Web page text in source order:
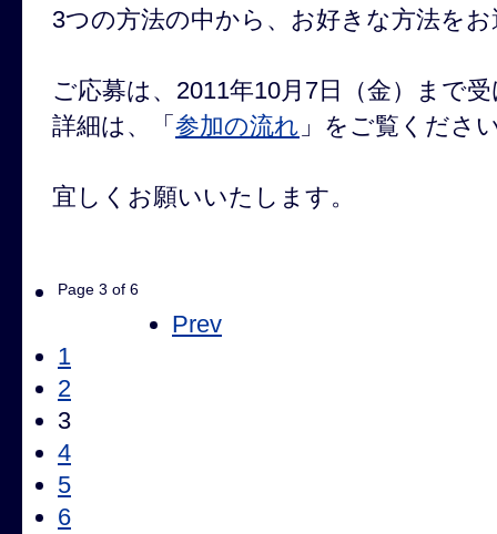
3つの方法の中から、お好きな方法を
ご応募は、2011年10月7日（金）まで
詳細は、「 参加の流れ 」をご覧くださ
宜しくお願いいたします。
Page 3 of 6
Prev
1
2
3
4
5
6